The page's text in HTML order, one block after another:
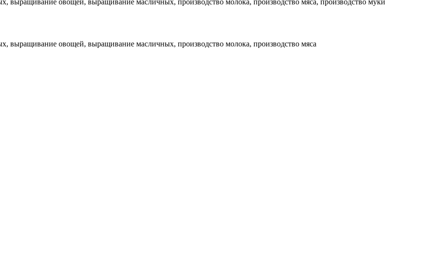
выращивание овощей, выращивание масличных, производство молока, производство мяса